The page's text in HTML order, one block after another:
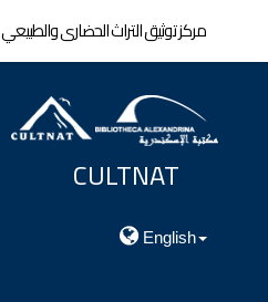
CULTNAT
English
مركز توثيق التراث الحضارى والطبيعي